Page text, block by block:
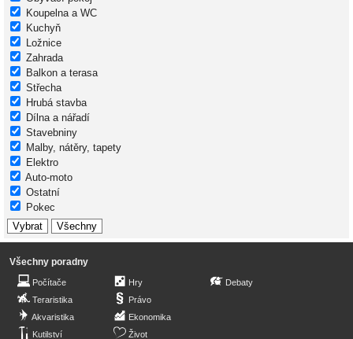
Koupelna a WC
Kuchyň
Ložnice
Zahrada
Balkon a terasa
Střecha
Hrubá stavba
Dílna a nářadí
Stavebniny
Malby, nátěry, tapety
Elektro
Auto-moto
Ostatní
Pokec
Všechny poradny
Počítače
Teraristika
Akvaristika
Kutilství
Hry
Právo
Ekonomika
Život
Debaty